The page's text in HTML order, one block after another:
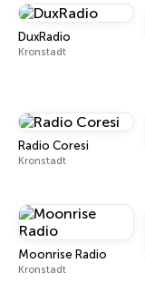
DuxRadio
Kronstadt
Radio Coresi
Kronstadt
Moonrise Radio
Kronstadt